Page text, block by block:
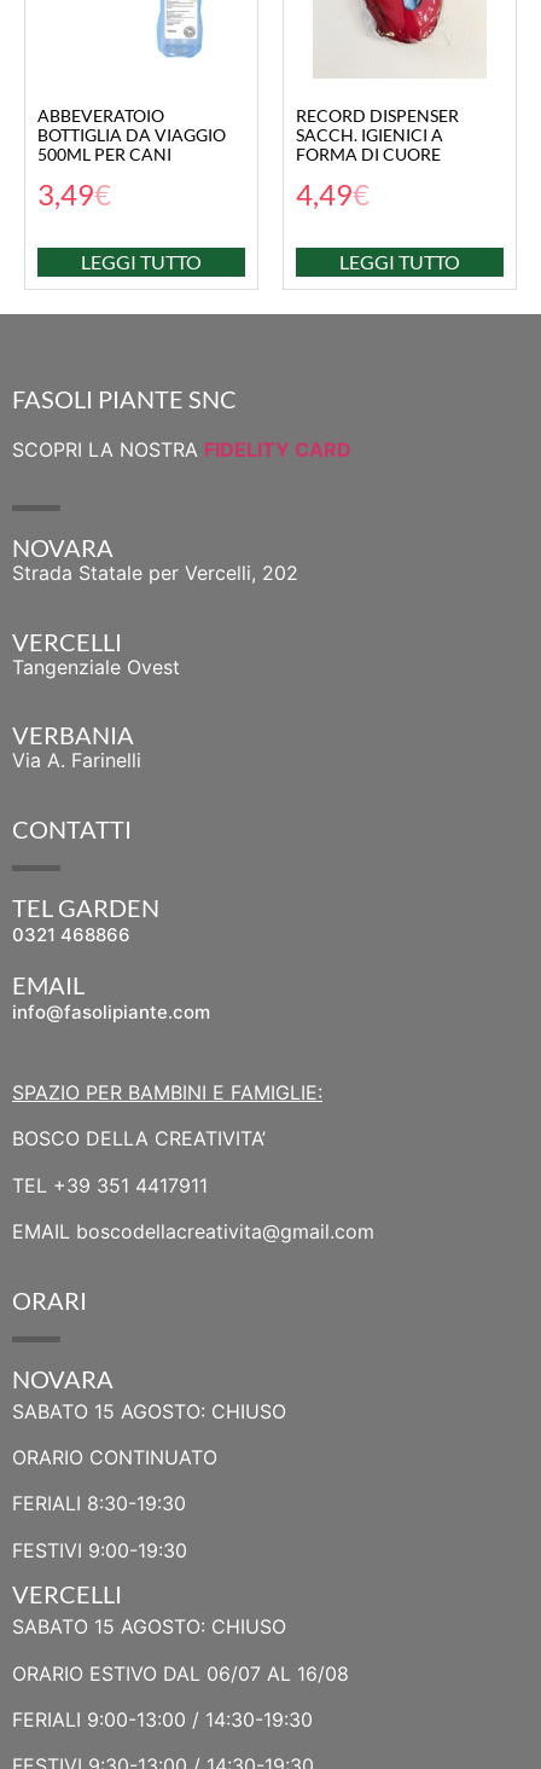
ABBEVERATOIO
BOTTIGLIA DA VIAGGIO
500ML PER CANI
3,49€
LEGGI TUTTO
RECORD DISPENSER
SACCH. IGIENICI A
FORMA DI CUORE
4,49€
LEGGI TUTTO
FASOLI PIANTE SNC
SCOPRI LA NOSTRA FIDELITY CARD
NOVARA
Strada Statale per Vercelli, 202
VERCELLI
Tangenziale Ovest
VERBANIA
Via A. Farinelli
CONTATTI
TEL GARDEN
0321 468866
EMAIL
info@fasolipiante.com
SPAZIO PER BAMBINI E FAMIGLIE:
BOSCO DELLA CREATIVITA’
TEL +39 351 4417911
EMAIL boscodellacreativita@gmail.com
ORARI
NOVARA
SABATO 15 AGOSTO: CHIUSO
ORARIO CONTINUATO
FERIALI 8:30-19:30
FESTIVI 9:00-19:30
VERCELLI
SABATO 15 AGOSTO: CHIUSO
ORARIO ESTIVO DAL 06/07 AL 16/08
FERIALI 9:00-13:00 / 14:30-19:30